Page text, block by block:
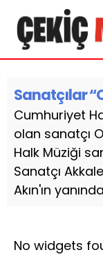
Sanatçılar
Cumhuriyet
olan sanatçı
Halk Müziği
Sanatçı
Akın'ın
No widgets